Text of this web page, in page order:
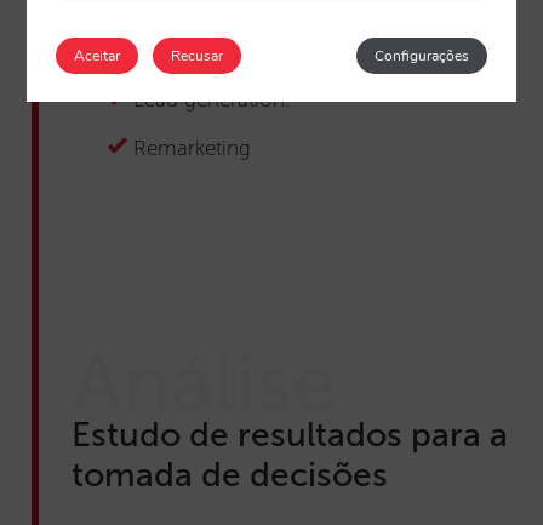
Hipersegmentação
Lead generation.
Remarketing
Estudo de resultados para a
tomada de decisões
Aceitar Configurações
Recusar